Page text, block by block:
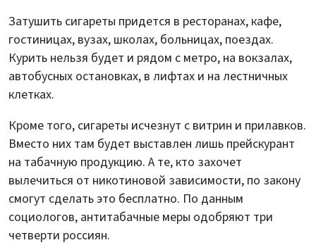
Затушить сигареты придется в ресторанах, кафе,
гостиницах, вузах, школах, больницах, поездах.
Курить нельзя будет и рядом с метро, на вокзалах,
автобусных остановках, в лифтах и на лестничных
клетках.
Кроме того, сигареты исчезнут с витрин и прилавков.
Вместо них там будет выставлен лишь прейскурант
на табачную продукцию. А те, кто захочет
вылечиться от никотиновой зависимости, по закону
смогут сделать это бесплатно. По данным
социологов, антитабачные меры одобряют три
четверти россиян.